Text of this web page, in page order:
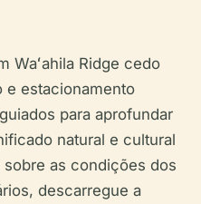
Waʻahila Ridge cedo
e estacionamento
para aprofundar
natural e cultural
sobre as condições dos
descarregue a